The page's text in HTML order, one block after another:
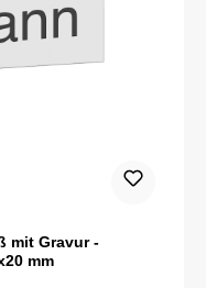
mit Gravur -
mm